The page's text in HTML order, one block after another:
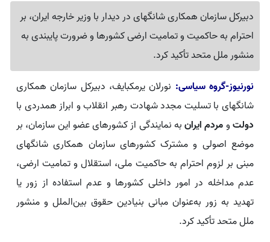
دبیرکل سازمان همکاری شانگهای در دیدار با وزیر خارجه ایران، بر
احترام به حاکمیت و تمامیت ارضی کشورها و ضرورت پایبندی به
منشور ملل متحد تأکید کرد.
نورنیوز-گروه سیاسی: نورلان یرمکبایف، دبیرکل سازمان همکاری
شانگهای با تسلیت مجدد شهادت رهبر انقلاب و ابراز همدردی با
دولتومردم ایرانبه نمایندگی از کشورهای عضو این سازمان، بر
موضع اصولی و مشترک کشورهای سازمان همکاری شانگهای
مبنی بر لزوم احترام به حاکمیت ملی، استقلال و تمامیت ارضی،
عدم مداخله در امور داخلی کشورها و عدم استفاده از زور یا
تهدید به زور به‌عنوان مبانی بنیادین حقوق بین‌الملل و منشور
ملل متحد تأکید کرد.